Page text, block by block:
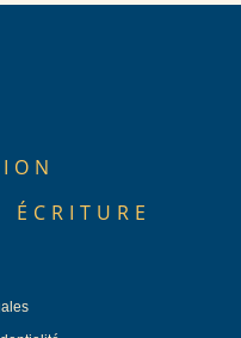
ÉCRITURE